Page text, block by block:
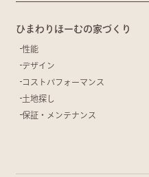
ひまわりほーむの家づくり
性能
デザイン
コストパフォーマンス
土地探し
保証・メンテナンス